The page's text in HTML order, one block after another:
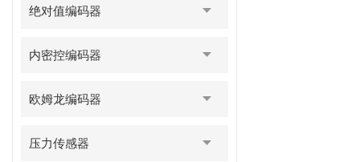
绝对值编码器
内密控编码器
欧姆龙编码器
压力传感器